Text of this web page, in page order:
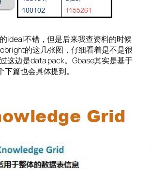
ideal不错，但是后来我查资料的时候
的这几张图，仔细看着是不是很
这边是data pack。Gbase其实是基于
篇也会具体提到。